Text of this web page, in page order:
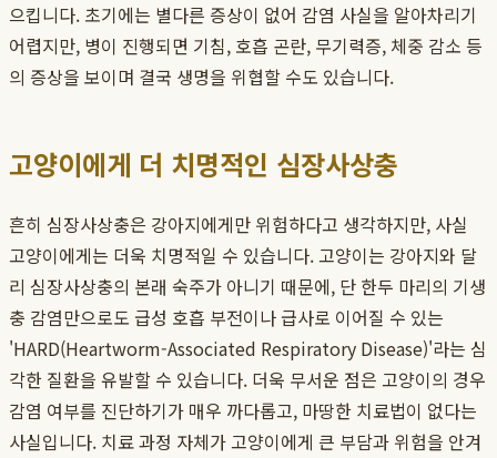
으킵니다. 초기에는 별다른 증상이 없어 감염 사실을 알아차리기
어렵지만, 병이 진행되면 기침, 호흡 곤란, 무기력증, 체중 감소 등
의 증상을 보이며 결국 생명을 위협할 수도 있습니다.
고양이에게 더 치명적인 심장사상충
흔히 심장사상충은 강아지에게만 위험하다고 생각하지만, 사실
고양이에게는 더욱 치명적일 수 있습니다. 고양이는 강아지와 달
리 심장사상충의 본래 숙주가 아니기 때문에, 단 한두 마리의 기생
충 감염만으로도 급성 호흡 부전이나 급사로 이어질 수 있는
'HARD(Heartworm-Associated Respiratory Disease)'라는 심
각한 질환을 유발할 수 있습니다. 더욱 무서운 점은 고양이의 경우
감염 여부를 진단하기가 매우 까다롭고, 마땅한 치료법이 없다는
사실입니다. 치료 과정 자체가 고양이에게 큰 부담과 위험을 안겨